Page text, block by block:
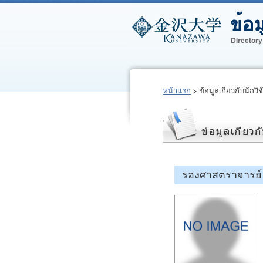
หน้าแรก ข้อมูลเกี่ยวกับนักวิ
รองศาสตราจาร